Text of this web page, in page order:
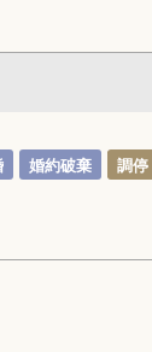
婚約破棄
調停